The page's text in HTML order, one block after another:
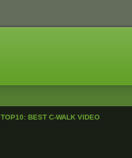
TOP10: BEST C-WALK VIDEO